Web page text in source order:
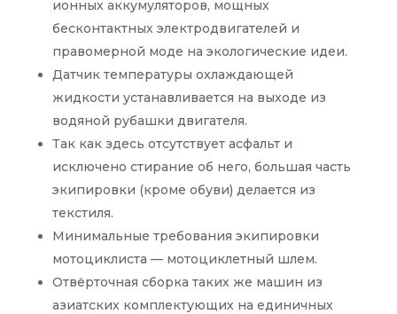
ионных аккумуляторов, мощных
бесконтактных электродвигателей и
правомерной моде на экологические идеи.
Датчик температуры охлаждающей
жидкости устанавливается на выходе из
водяной рубашки двигателя.
Так как здесь отсутствует асфальт и
исключено стирание об него, большая часть
экипировки (кроме обуви) делается из
текстиля.
Минимальные требования экипировки
мотоциклиста — мотоциклетный шлем.
Отвёрточная сборка таких же машин из
азиатских комплектующих на единичных